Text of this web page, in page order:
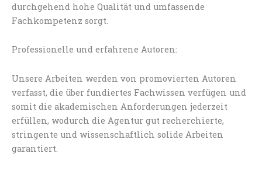
durchgehend hohe Qualität und umfassende
Fachkompetenz sorgt.
Professionelle und erfahrene Autoren:
Unsere Arbeiten werden von promovierten Autoren
verfasst, die über fundiertes Fachwissen verfügen und
somit die akademischen Anforderungen jederzeit
erfüllen, wodurch die Agentur gut recherchierte,
stringente und wissenschaftlich solide Arbeiten
garantiert.